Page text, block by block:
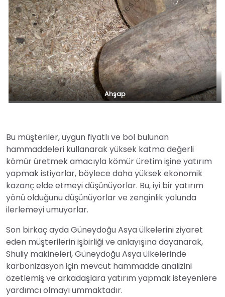
Ahşap
Bu müşteriler, uygun fiyatlı ve bol bulunan
hammaddeleri kullanarak yüksek katma değerli
kömür üretmek amacıyla kömür üretim işine yatırım
yapmak istiyorlar, böylece daha yüksek ekonomik
kazanç elde etmeyi düşünüyorlar. Bu, iyi bir yatırım
yönü olduğunu düşünüyorlar ve zenginlik yolunda
ilerlemeyi umuyorlar.
Son birkaç ayda Güneydoğu Asya ülkelerini ziyaret
eden müşterilerin işbirliği ve anlayışına dayanarak,
Shuliy makineleri, Güneydoğu Asya ülkelerinde
karbonizasyon için mevcut hammadde analizini
özetlemiş ve arkadaşlara yatırım yapmak isteyenlere
yardımcı olmayı ummaktadır.